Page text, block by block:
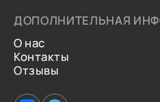
ДОПОЛНИТЕЛЬНАЯ
О нас
Контакты
Отзывы